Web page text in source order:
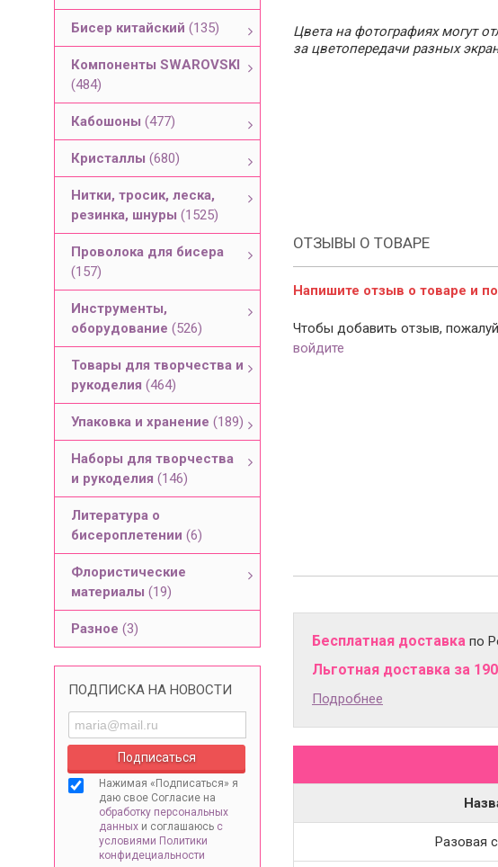
Бисер китайский (135)
Компоненты SWAROVSKI
(484)
Кабошоны (477)
Кристаллы (680)
Нитки, тросик, леска,
резинка, шнуры (1525)
Проволока для бисера
(157)
Инструменты,
оборудование (526)
Товары для творчества и
рукоделия (464)
Упаковка и хранение (189)
Наборы для творчества
и рукоделия (146)
Литература о
бисероплетении (6)
Флористические
материалы (19)
Разное (3)
ПОДПИСКА НА НОВОСТИ
Нажимая «Подписаться» я
даю свое Согласие на
обработку персональных
данных и соглашаюсь с
условиями Политики
конфидециальности
Цвета на фотографиях могут
за цветопередачи разных
ОТЗЫВЫ О ТОВАРЕ
Напишите отзыв о товаре и
Чтобы добавить отзыв,
войдите
Бесплатная доставка по
Льготная доставка за
Подробнее
Разовая